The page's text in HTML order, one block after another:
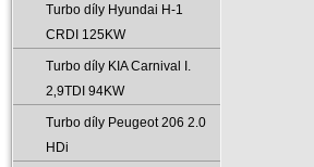
Turbo díly Hyundai H-1
CRDI 125KW
Turbo díly KIA Carnival I.
2‚9TDI 94KW
Turbo díly Peugeot 206 2.0
HDi